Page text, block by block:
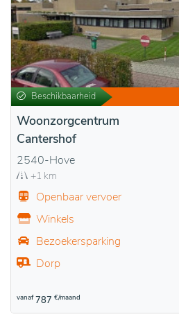
Beschikbaarheid
Woonzorgcentrum
Cantershof
2540-Hove
+1 km
Openbaar vervoer
Winkels
Bezoekersparking
Dorp
vanaf 787 €/maand